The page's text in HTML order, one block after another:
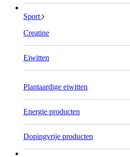
Sport
Creatine
Eiwitten
Plantaardige eiwitten
Energie producten
Dopingvrije producten